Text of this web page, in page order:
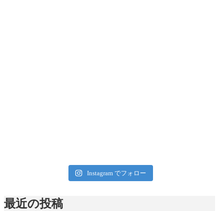
Instagram でフォロー
最近の投稿